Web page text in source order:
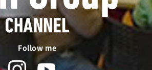
Follow me